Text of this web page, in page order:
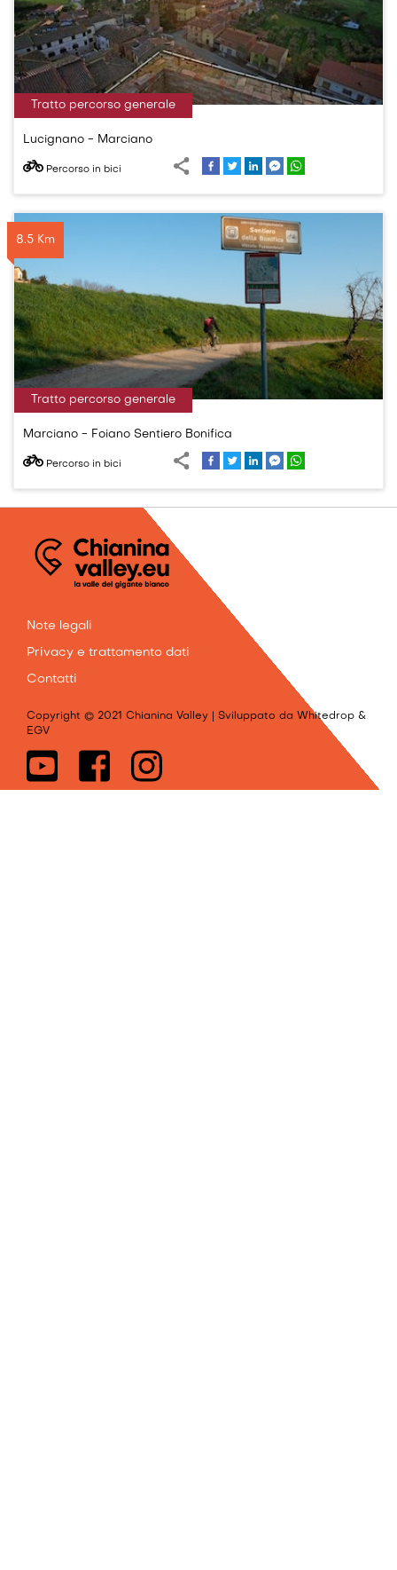
Tratto percorso generale
Lucignano - Marciano
Percorso in bici
Tratto percorso generale
8.5 Km
Marciano - Foiano Sentiero Bonifica
Percorso in bici
INFO
Note legali
Privacy e trattamento dati
Contatti
Copyright © 2021 Chianina Valley | Sviluppato da Whitedrop &
EGV